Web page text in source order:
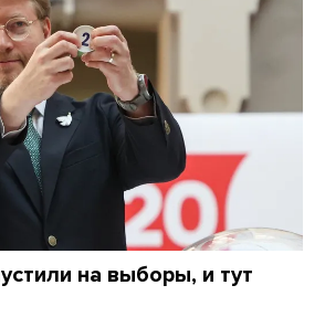
на выборы, и тут